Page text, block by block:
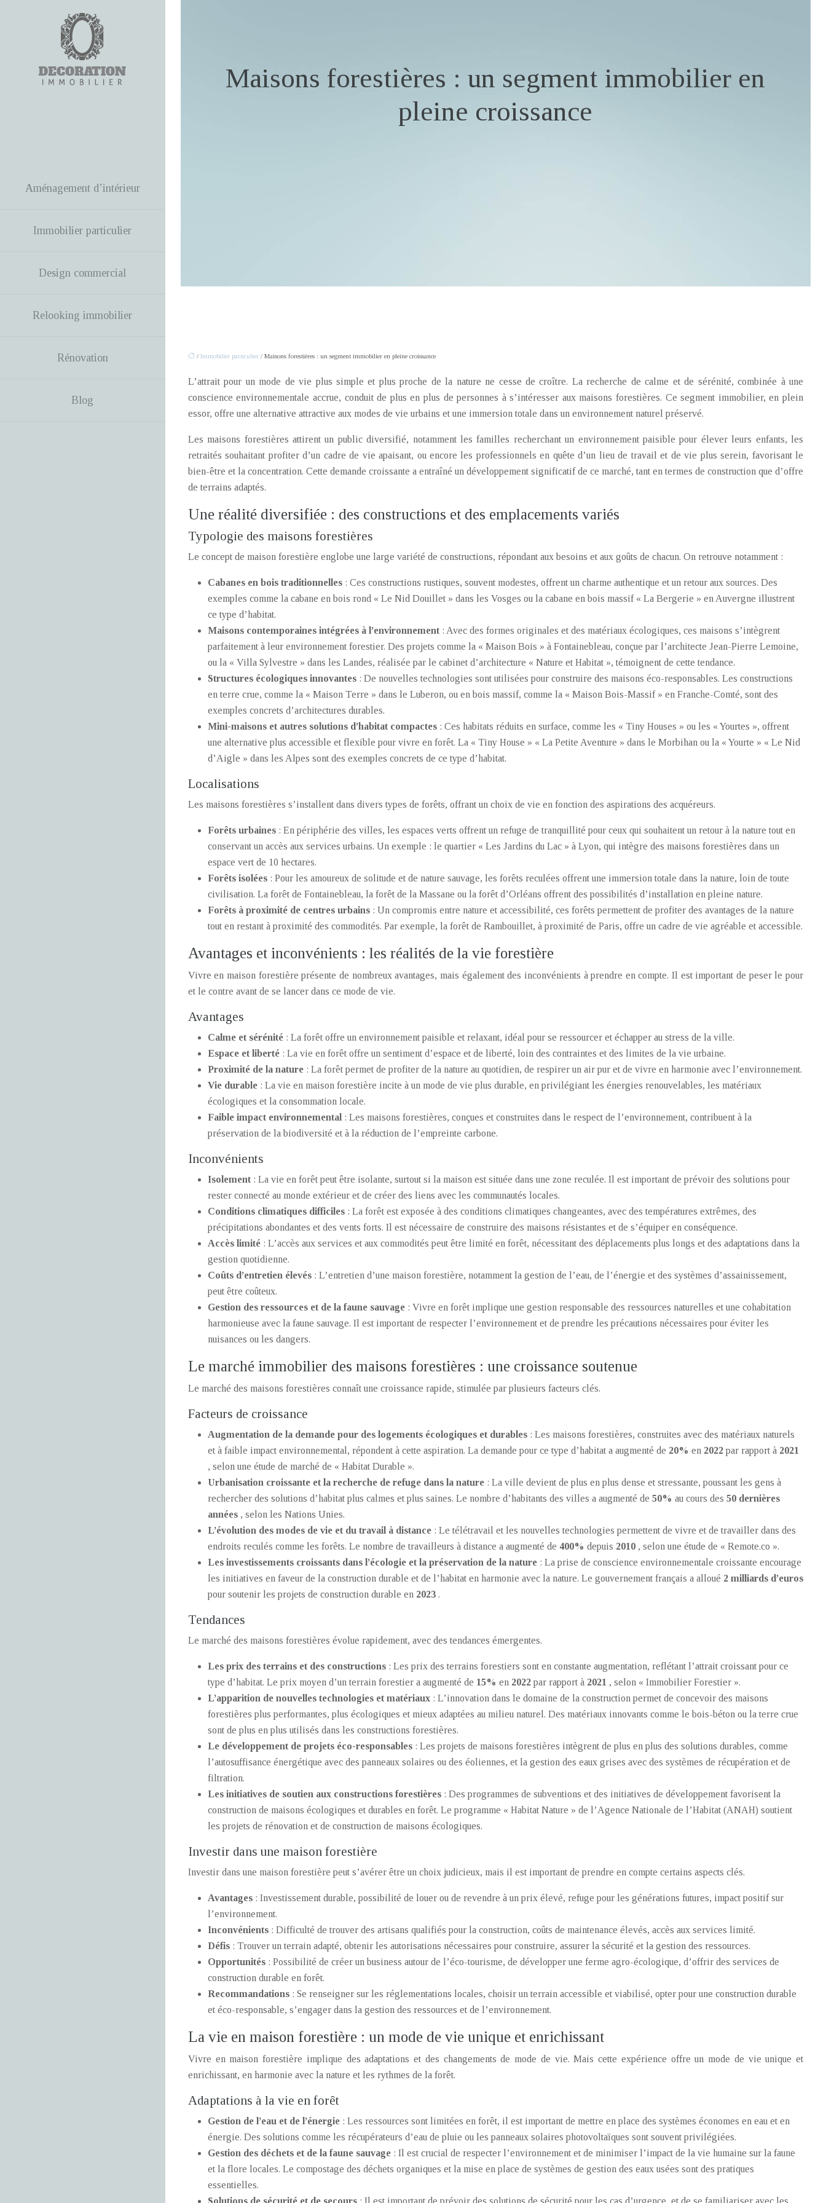
Aménagement d’intérieur
Immobilier particulier
Design commercial
Relooking immobilier
Rénovation
Blog
Maisons forestières : un segment immobilier en
pleine croissance
/ Immobilier particulier/ Maisons forestières : un segment immobilier en pleine croissance
L’attrait pour un mode de vie plus simple et plus proche de la nature ne cesse de croître. La recherche de calme et de sérénité, combinée à une
conscience environnementale accrue, conduit de plus en plus de personnes à s’intéresser aux maisons forestières. Ce segment immobilier, en plein
essor, offre une alternative attractive aux modes de vie urbains et une immersion totale dans un environnement naturel préservé.
Les maisons forestières attirent un public diversifié, notamment les familles recherchant un environnement paisible pour élever leurs enfants, les
retraités souhaitant profiter d’un cadre de vie apaisant, ou encore les professionnels en quête d’un lieu de travail et de vie plus serein, favorisant le
bien-être et la concentration. Cette demande croissante a entraîné un développement significatif de ce marché, tant en termes de construction que d’offre
de terrains adaptés.
Une réalité diversifiée : des constructions et des emplacements variés
Typologie des maisons forestières
Le concept de maison forestière englobe une large variété de constructions, répondant aux besoins et aux goûts de chacun. On retrouve notamment :
Cabanes en bois traditionnelles : Ces constructions rustiques, souvent modestes, offrent un charme authentique et un retour aux sources. Des
exemples comme la cabane en bois rond « Le Nid Douillet » dans les Vosges ou la cabane en bois massif « La Bergerie » en Auvergne illustrent
ce type d’habitat.
Maisons contemporaines intégrées à l’environnement : Avec des formes originales et des matériaux écologiques, ces maisons s’intègrent
parfaitement à leur environnement forestier. Des projets comme la « Maison Bois » à Fontainebleau, conçue par l’architecte Jean-Pierre Lemoine,
ou la « Villa Sylvestre » dans les Landes, réalisée par le cabinet d’architecture « Nature et Habitat », témoignent de cette tendance.
Structures écologiques innovantes : De nouvelles technologies sont utilisées pour construire des maisons éco-responsables. Les constructions
en terre crue, comme la « Maison Terre » dans le Luberon, ou en bois massif, comme la « Maison Bois-Massif » en Franche-Comté, sont des
exemples concrets d’architectures durables.
Mini-maisons et autres solutions d’habitat compactes : Ces habitats réduits en surface, comme les « Tiny Houses » ou les « Yourtes », offrent
une alternative plus accessible et flexible pour vivre en forêt. La « Tiny House » « La Petite Aventure » dans le Morbihan ou la « Yourte » « Le Nid
d’Aigle » dans les Alpes sont des exemples concrets de ce type d’habitat.
Localisations
Les maisons forestières s’installent dans divers types de forêts, offrant un choix de vie en fonction des aspirations des acquéreurs.
Forêts urbaines : En périphérie des villes, les espaces verts offrent un refuge de tranquillité pour ceux qui souhaitent un retour à la nature tout en
conservant un accès aux services urbains. Un exemple : le quartier « Les Jardins du Lac » à Lyon, qui intègre des maisons forestières dans un
espace vert de 10 hectares.
Forêts isolées : Pour les amoureux de solitude et de nature sauvage, les forêts reculées offrent une immersion totale dans la nature, loin de toute
civilisation. La forêt de Fontainebleau, la forêt de la Massane ou la forêt d’Orléans offrent des possibilités d’installation en pleine nature.
Forêts à proximité de centres urbains : Un compromis entre nature et accessibilité, ces forêts permettent de profiter des avantages de la nature
tout en restant à proximité des commodités. Par exemple, la forêt de Rambouillet, à proximité de Paris, offre un cadre de vie agréable et accessible.
Avantages et inconvénients : les réalités de la vie forestière
Vivre en maison forestière présente de nombreux avantages, mais également des inconvénients à prendre en compte. Il est important de peser le pour
et le contre avant de se lancer dans ce mode de vie.
Avantages
Calme et sérénité : La forêt offre un environnement paisible et relaxant, idéal pour se ressourcer et échapper au stress de la ville.
Espace et liberté : La vie en forêt offre un sentiment d’espace et de liberté, loin des contraintes et des limites de la vie urbaine.
Proximité de la nature : La forêt permet de profiter de la nature au quotidien, de respirer un air pur et de vivre en harmonie avec l’environnement.
Vie durable : La vie en maison forestière incite à un mode de vie plus durable, en privilégiant les énergies renouvelables, les matériaux
écologiques et la consommation locale.
Faible impact environnemental : Les maisons forestières, conçues et construites dans le respect de l’environnement, contribuent à la
préservation de la biodiversité et à la réduction de l’empreinte carbone.
Inconvénients
Isolement : La vie en forêt peut être isolante, surtout si la maison est située dans une zone reculée. Il est important de prévoir des solutions pour
rester connecté au monde extérieur et de créer des liens avec les communautés locales.
Conditions climatiques difficiles : La forêt est exposée à des conditions climatiques changeantes, avec des températures extrêmes, des
précipitations abondantes et des vents forts. Il est nécessaire de construire des maisons résistantes et de s’équiper en conséquence.
Accès limité : L’accès aux services et aux commodités peut être limité en forêt, nécessitant des déplacements plus longs et des adaptations dans la
gestion quotidienne.
Coûts d’entretien élevés : L’entretien d’une maison forestière, notamment la gestion de l’eau, de l’énergie et des systèmes d’assainissement,
peut être coûteux.
Gestion des ressources et de la faune sauvage : Vivre en forêt implique une gestion responsable des ressources naturelles et une cohabitation
harmonieuse avec la faune sauvage. Il est important de respecter l’environnement et de prendre les précautions nécessaires pour éviter les
nuisances ou les dangers.
Le marché immobilier des maisons forestières : une croissance soutenue
Le marché des maisons forestières connaît une croissance rapide, stimulée par plusieurs facteurs clés.
Facteurs de croissance
Augmentation de la demande pour des logements écologiques et durables : Les maisons forestières, construites avec des matériaux naturels
et à faible impact environnemental, répondent à cette aspiration. La demande pour ce type d’habitat a augmenté de 20% en 2022 par rapport à 2021
, selon une étude de marché de « Habitat Durable ».
Urbanisation croissante et la recherche de refuge dans la nature : La ville devient de plus en plus dense et stressante, poussant les gens à
rechercher des solutions d’habitat plus calmes et plus saines. Le nombre d’habitants des villes a augmenté de 50% au cours des 50 dernières
années , selon les Nations Unies.
L’évolution des modes de vie et du travail à distance : Le télétravail et les nouvelles technologies permettent de vivre et de travailler dans des
endroits reculés comme les forêts. Le nombre de travailleurs à distance a augmenté de 400% depuis 2010 , selon une étude de « Remote.co ».
Les investissements croissants dans l’écologie et la préservation de la nature : La prise de conscience environnementale croissante encourage
les initiatives en faveur de la construction durable et de l’habitat en harmonie avec la nature. Le gouvernement français a alloué 2 milliards d’euros
pour soutenir les projets de construction durable en 2023 .
Tendances
Le marché des maisons forestières évolue rapidement, avec des tendances émergentes.
Les prix des terrains et des constructions : Les prix des terrains forestiers sont en constante augmentation, reflétant l’attrait croissant pour ce
type d’habitat. Le prix moyen d’un terrain forestier a augmenté de 15% en 2022 par rapport à 2021 , selon « Immobilier Forestier ».
L’apparition de nouvelles technologies et matériaux : L’innovation dans le domaine de la construction permet de concevoir des maisons
forestières plus performantes, plus écologiques et mieux adaptées au milieu naturel. Des matériaux innovants comme le bois-béton ou la terre crue
sont de plus en plus utilisés dans les constructions forestières.
Le développement de projets éco-responsables : Les projets de maisons forestières intègrent de plus en plus des solutions durables, comme
l’autosuffisance énergétique avec des panneaux solaires ou des éoliennes, et la gestion des eaux grises avec des systèmes de récupération et de
filtration.
Les initiatives de soutien aux constructions forestières : Des programmes de subventions et des initiatives de développement favorisent la
construction de maisons écologiques et durables en forêt. Le programme « Habitat Nature » de l’Agence Nationale de l’Habitat (ANAH) soutient
les projets de rénovation et de construction de maisons écologiques.
Investir dans une maison forestière
Investir dans une maison forestière peut s’avérer être un choix judicieux, mais il est important de prendre en compte certains aspects clés.
Avantages : Investissement durable, possibilité de louer ou de revendre à un prix élevé, refuge pour les générations futures, impact positif sur
l’environnement.
Inconvénients : Difficulté de trouver des artisans qualifiés pour la construction, coûts de maintenance élevés, accès aux services limité.
Défis : Trouver un terrain adapté, obtenir les autorisations nécessaires pour construire, assurer la sécurité et la gestion des ressources.
Opportunités : Possibilité de créer un business autour de l’éco-tourisme, de développer une ferme agro-écologique, d’offrir des services de
construction durable en forêt.
Recommandations : Se renseigner sur les réglementations locales, choisir un terrain accessible et viabilisé, opter pour une construction durable
et éco-responsable, s’engager dans la gestion des ressources et de l’environnement.
La vie en maison forestière : un mode de vie unique et enrichissant
Vivre en maison forestière implique des adaptations et des changements de mode de vie. Mais cette expérience offre un mode de vie unique et
enrichissant, en harmonie avec la nature et les rythmes de la forêt.
Adaptations à la vie en forêt
Gestion de l’eau et de l’énergie : Les ressources sont limitées en forêt, il est important de mettre en place des systèmes économes en eau et en
énergie. Des solutions comme les récupérateurs d’eau de pluie ou les panneaux solaires photovoltaïques sont souvent privilégiées.
Gestion des déchets et de la faune sauvage : Il est crucial de respecter l’environnement et de minimiser l’impact de la vie humaine sur la faune
et la flore locales. Le compostage des déchets organiques et la mise en place de systèmes de gestion des eaux usées sont des pratiques
essentielles.
Solutions de sécurité et de secours : Il est important de prévoir des solutions de sécurité pour les cas d’urgence, et de se familiariser avec les